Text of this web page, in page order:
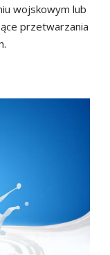
wojskowym lub
przetwarzania